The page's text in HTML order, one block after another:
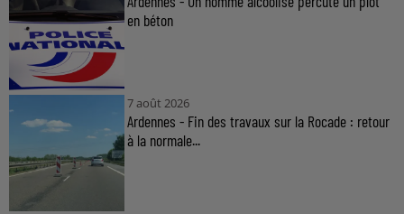
en béton
7 août 2026
Ardennes - Fin des travaux sur la Rocade : retour
à la normale...